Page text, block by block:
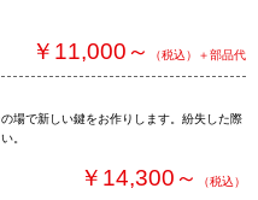
￥11,000～ （税込）＋部品代
場で新しい鍵をお作りします。紛失した際
。
￥14,300～ （税込）